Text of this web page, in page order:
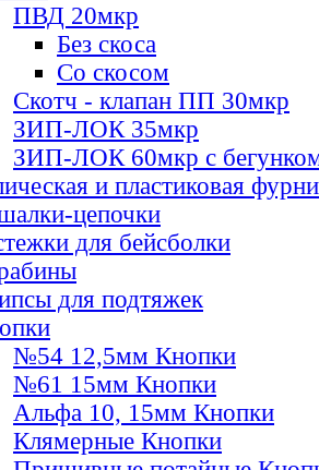
ПВД 20мкр
Без скоса
Со скосом
Скотч - клапан ПП 30мкр
ЗИП-ЛОК 35мкр
ЗИП-ЛОК 60мкр с
и пластиковая
цепочки
для бейсболки
для подтяжек
№54 12,5мм Кнопки
№61 15мм Кнопки
Альфа 10, 15мм Кнопки
Клямерные Кнопки